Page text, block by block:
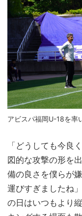
アビスパ福岡U-18を率
「どうしても今良
図的な攻撃の形を
備の良さを僕らが
運びすぎましたね
の日はいつもより